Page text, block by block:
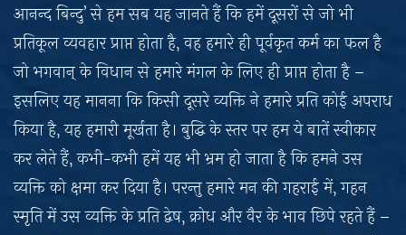
आनन्द बिन्दु’ से हम सब यह जानते हैं कि हमें दूसरों से जो भी
प्रतिकूल व्यवहार प्राप्त होता है, वह हमारे ही पूर्वकृत कर्म का फल है
जो भगवान्‌ के विधान से हमारे मंगल के लिए ही प्राप्त होता है –
इसलिए यह मानना कि किसी दूसरे व्यक्ति ने हमारे प्रति कोई अपराध
किया है, यह हमारी मूर्खता है। बुद्धि के स्तर पर हम ये बातें स्वीकार
कर लेते हैं, कभी-कभी हमें यह भी भ्रम हो जाता है कि हमने उस
व्यक्ति को क्षमा कर दिया है। परन्तु हमारे मन की गहराई में, गहन
स्मृति में उस व्यक्ति के प्रति द्वेष, क्रोध और वैर के भाव छिपे रहते हैं –